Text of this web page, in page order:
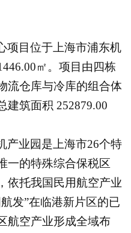
项目位于上海市浦东机
㎡。项目由四栋
流仓库与冷库的组合体
建筑面积 252879.00
产业园是上海市26个特
一的特殊综合保税区
托我国民用航空产业
发”在临港新片区的已
航空产业形成全域布